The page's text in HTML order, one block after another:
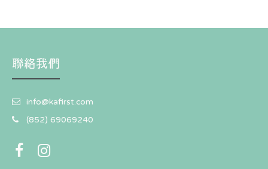
聯絡我們
info@kafirst.com
(852) 69069240